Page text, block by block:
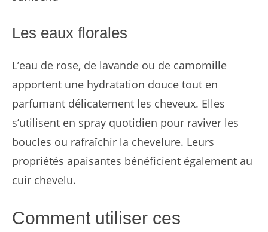
Les eaux florales
L’eau de rose, de lavande ou de camomille
apportent une hydratation douce tout en
parfumant délicatement les cheveux. Elles
s’utilisent en spray quotidien pour raviver les
boucles ou rafraîchir la chevelure. Leurs
propriétés apaisantes bénéficient également au
cuir chevelu.
Comment utiliser ces